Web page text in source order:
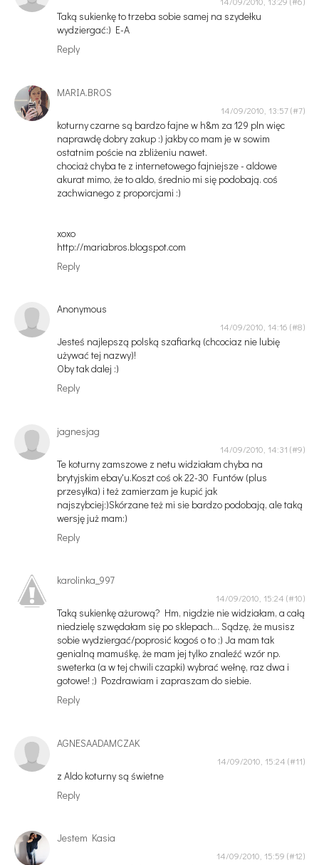
Taką sukienkę to trzeba sobie samej na szydełku
wydziergać:) E-A
Reply
MARIA.BROS
14/09/2010, 13:57
koturny czarne są bardzo fajne w h&m za 129 pln więc
naprawdę dobry zakup :) jakby co mam je w sowim
ostatnim poście na zbliżeniu nawet.
chociaż chyba te z internetowego fajniejsze - aldowe
akurat mimo, że to aldo, średnio mi się podobają. coś
zachwianego z proporcjami :)
xoxo
http://mariabros.blogspot.com
Reply
Anonymous
14/09/2010, 14:16
Jesteś najlepszą polską szafiarką (chcociaz nie lubię
używać tej nazwy)!
Oby tak dalej :)
Reply
jagnesjag
14/09/2010, 14:31
Te koturny zamszowe z netu widziałam chyba na
brytyjskim ebay'u.Koszt coś ok 22-30 Funtów (plus
przesyłka) i też zamierzam je kupić jak
najszybciej:)Skórzane też mi sie bardzo podobają, ale taką
wersję już mam:)
Reply
karolinka_997
14/09/2010, 15:24
Taką sukienkę ażurową? Hm, nigdzie nie widziałam, a całą
niedzielę szwędałam się po sklepach... Sądzę, że musisz
sobie wydziergać/poprosić kogoś o to ;) Ja mam tak
genialną mamuśkę, że mam jej tylko znaleźć wzór np.
sweterka (a w tej chwili czapki) wybrać wełnę, raz dwa i
gotowe! ;) Pozdrawiam i zapraszam do siebie.
Reply
AGNESAADAMCZAK
14/09/2010, 15:24
z Aldo koturny są świetne
Reply
Jestem Kasia
14/09/2010, 15:59